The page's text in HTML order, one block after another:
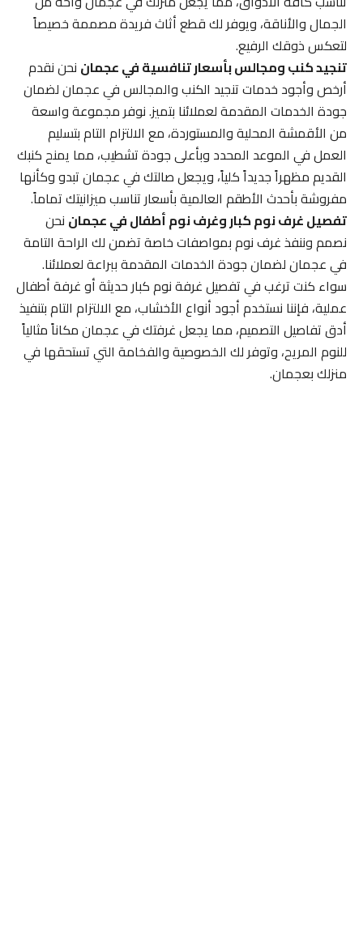
الجمال والأناقة، ويوفر لك قطع أثاث فريدة مصممة خصيصاً
لتعكس ذوقك الرفيع.
تنجيد كنب ومجالس بأسعار تنافسية في عجماننحن نقدم
أرخص وأجود خدمات تنجيد الكنب والمجالس في عجمان لضمان
جودة الخدمات المقدمة لعملائنا بتميز. نوفر مجموعة واسعة
من الأقمشة المحلية والمستوردة، مع الالتزام التام بتسليم
العمل في الموعد المحدد وبأعلى جودة تشطيب، مما يمنح كنبك
القديم مظهراً جديداً كلياً، ويجعل صالتك في عجمان تبدو وكأنها
مفروشة بأحدث الأطقم العالمية بأسعار تناسب ميزانيتك تماماً.
تفصيل غرف نوم كبار وغرف نوم أطفال في عجماننحن
نصمم وننفذ غرف نوم بمواصفات خاصة تضمن لك الراحة التامة
في عجمان لضمان جودة الخدمات المقدمة ببراعة لعملائنا.
سواء كنت ترغب في تفصيل غرفة نوم كبار حديثة أو غرفة أطفال
عملية، فإننا نستخدم أجود أنواع الأخشاب، مع الالتزام التام بتنفيذ
أدق تفاصيل التصميم، مما يجعل غرفتك في عجمان مكاناً مثالياً
للنوم المريح، وتوفر لك الخصوصية والفخامة التي تستحقها في
منزلك بعجمان.